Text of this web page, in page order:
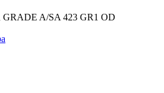
A/SA 423 GR1 OD